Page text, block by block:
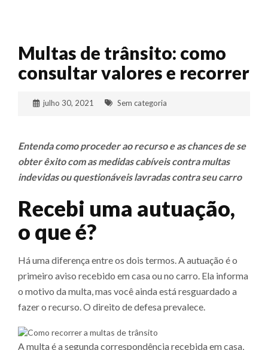
Multas de trânsito: como
consultar valores e recorrer
julho 30, 2021 Sem categoria
Entenda como proceder ao recurso e as chances de se
obter êxito com as medidas cabíveis contra multas
indevidas ou questionáveis lavradas contra seu carro
Recebi uma autuação,
o que é?
Há uma diferença entre os dois termos. A autuação é o
primeiro aviso recebido em casa ou no carro. Ela informa
o motivo da multa, mas você ainda está resguardado a
fazer o recurso. O direito de defesa prevalece.
A multa é a segunda correspondência recebida em casa,